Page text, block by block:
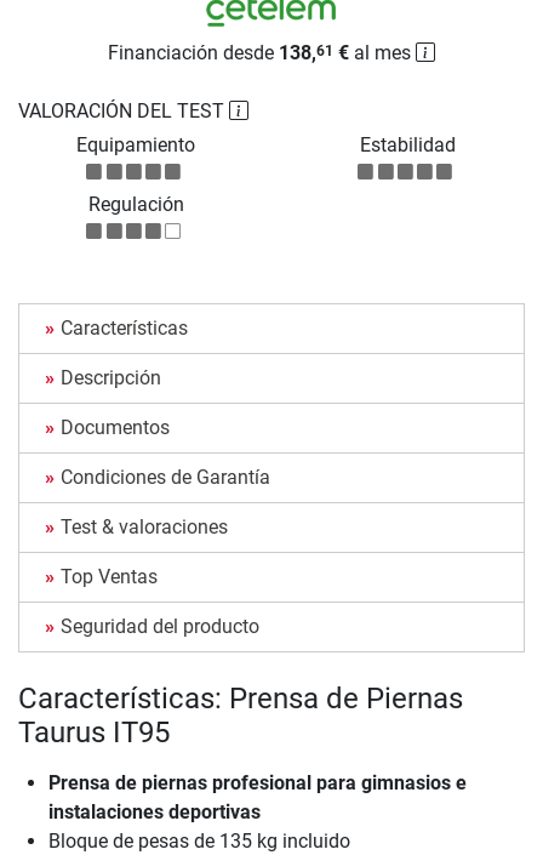
VALORACIÓN DEL TEST
Equipamiento
Estabilidad
Regulación
Financiación desde 138,61 € al mes
Características
Descripción
Documentos
Condiciones de Garantía
Test & valoraciones
Top Ventas
Seguridad del producto
Características: Prensa de Piernas
Taurus IT95
Prensa de piernas profesional para gimnasios e
instalaciones deportivas
Bloque de pesas de 135 kg incluido